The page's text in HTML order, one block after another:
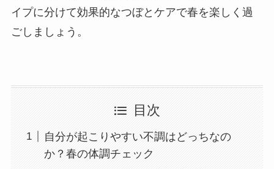
イプに分けて効果的なつぼとケアで春を楽しく過
ごしましょう。
目次
自分が起こりやすい不調はどっちなの
か？春の体調チェック